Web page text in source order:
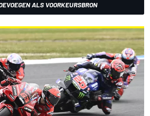
ALS VOORKEURSBRON